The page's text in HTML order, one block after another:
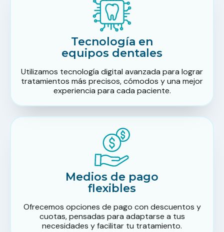
Tecnología en
equipos dentales
Utilizamos tecnología digital avanzada para lograr
tratamientos más precisos, cómodos y una mejor
experiencia para cada paciente.
Medios de pago
flexibles
Ofrecemos opciones de pago con descuentos y
cuotas, pensadas para adaptarse a tus
necesidades y facilitar tu tratamiento.